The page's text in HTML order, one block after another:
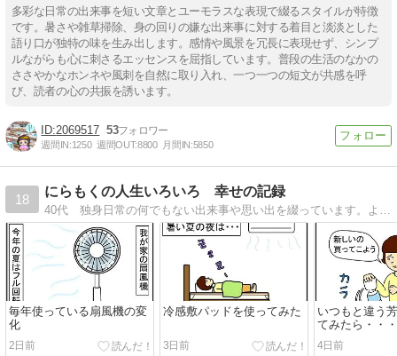
多彩な日常の出来事を短い文章とユーモラスな表現で綴るスタイルが特徴
です。暑さや雑草掃除、身の回りの嫌な出来事に対する着目と淡淡とした
語り口が独特の味を生み出します。感情や風景を冗長に表現せず、シンプ
ルながらも心に刺さるエッセンスを屈指しています。普段の生活のなかの
ささやかなホンネや風刺を自然に取り入れ、一つ一つの短文が共感を呼
び、読者の心の共振を誘います。
2069517 53
週間IN:1250 週間OUT:8800 月間IN:5850
18
にらもくの人生いろいろ 幸せの記録
毎年使っている扇風機の変
化
2日前
冷感敷パッドを使ってみた
3日前
いつもと違う
てみたら・・・
4日前